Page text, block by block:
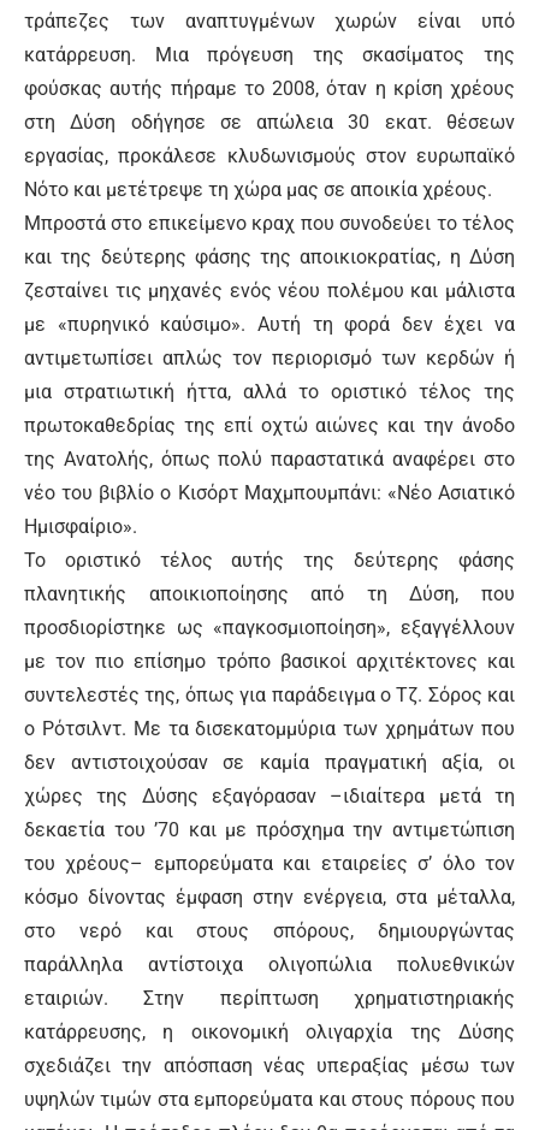
τράπεζες των αναπτυγμένων χωρών είναι υπό
κατάρρευση. Μια πρόγευση της σκασίματος της
φούσκας αυτής πήραμε το 2008, όταν η κρίση χρέους
στη Δύση οδήγησε σε απώλεια 30 εκατ. θέσεων
εργασίας, προκάλεσε κλυδωνισμούς στον ευρωπαϊκό
Νότο και μετέτρεψε τη χώρα μας σε αποικία χρέους.
Μπροστά στο επικείμενο κραχ που συνοδεύει το τέλος
και της δεύτερης φάσης της αποικιοκρατίας, η Δύση
ζεσταίνει τις μηχανές ενός νέου πολέμου και μάλιστα
με «πυρηνικό καύσιμο». Αυτή τη φορά δεν έχει να
αντιμετωπίσει απλώς τον περιορισμό των κερδών ή
μια στρατιωτική ήττα, αλλά το οριστικό τέλος της
πρωτοκαθεδρίας της επί οχτώ αιώνες και την άνοδο
της Ανατολής, όπως πολύ παραστατικά αναφέρει στο
νέο του βιβλίο ο Κισόρτ Μαχμπουμπάνι: «Νέο Ασιατικό
Ημισφαίριο».
Το οριστικό τέλος αυτής της δεύτερης φάσης
πλανητικής αποικιοποίησης από τη Δύση, που
προσδιορίστηκε ως «παγκοσμιοποίηση», εξαγγέλλουν
με τον πιο επίσημο τρόπο βασικοί αρχιτέκτονες και
συντελεστές της, όπως για παράδειγμα ο Τζ. Σόρος και
ο Ρότσιλντ. Με τα δισεκατομμύρια των χρημάτων που
δεν αντιστοιχούσαν σε καμία πραγματική αξία, οι
χώρες της Δύσης εξαγόρασαν –ιδιαίτερα μετά τη
δεκαετία του ’70 και με πρόσχημα την αντιμετώπιση
του χρέους– εμπορεύματα και εταιρείες σ’ όλο τον
κόσμο δίνοντας έμφαση στην ενέργεια, στα μέταλλα,
στο νερό και στους σπόρους, δημιουργώντας
παράλληλα αντίστοιχα ολιγοπώλια πολυεθνικών
εταιριών. Στην περίπτωση χρηματιστηριακής
κατάρρευσης, η οικονομική ολιγαρχία της Δύσης
σχεδιάζει την απόσπαση νέας υπεραξίας μέσω των
υψηλών τιμών στα εμπορεύματα και στους πόρους που